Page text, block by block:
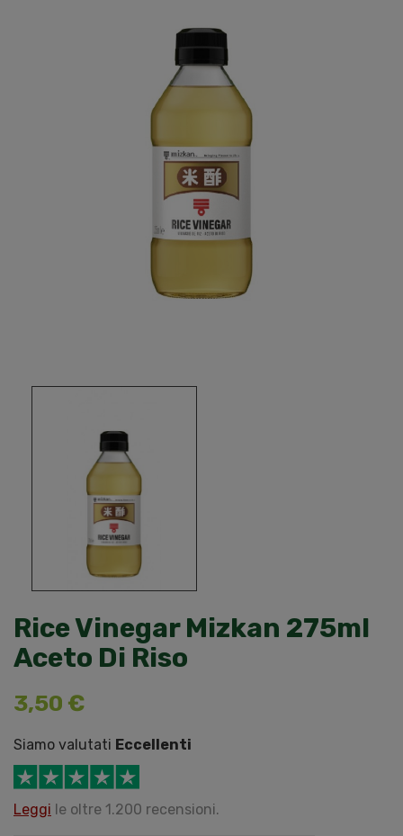
Rice Vinegar Mizkan 275ml
Aceto Di Riso
3,50 €
Siamo valutati Eccellenti
Leggi le oltre 1.200 recensioni.